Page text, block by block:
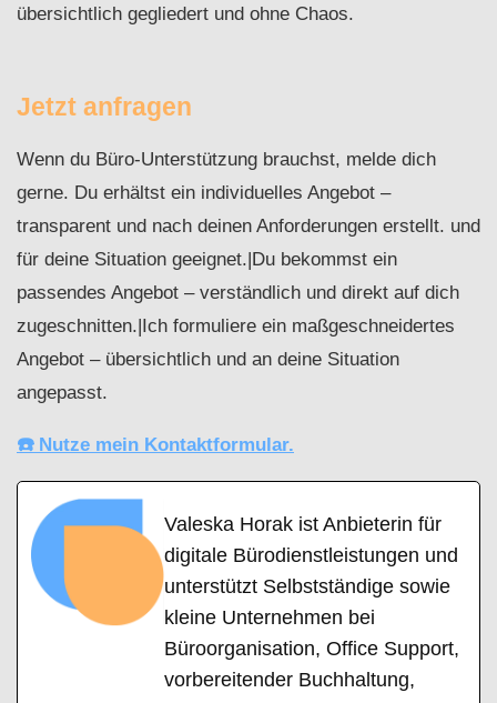
übersichtlich gegliedert und ohne Chaos.
Jetzt anfragen
Wenn du Büro-Unterstützung brauchst, melde dich
gerne. Du erhältst ein individuelles Angebot –
transparent und nach deinen Anforderungen erstellt. und
für deine Situation geeignet.|Du bekommst ein
passendes Angebot – verständlich und direkt auf dich
zugeschnitten.|Ich formuliere ein maßgeschneidertes
Angebot – übersichtlich und an deine Situation
angepasst.
☎️ Nutze mein Kontaktformular.
Valeska Horak ist Anbieterin für
digitale Bürodienstleistungen und
unterstützt Selbstständige sowie
kleine Unternehmen bei
Büroorganisation, Office Support,
vorbereitender Buchhaltung,